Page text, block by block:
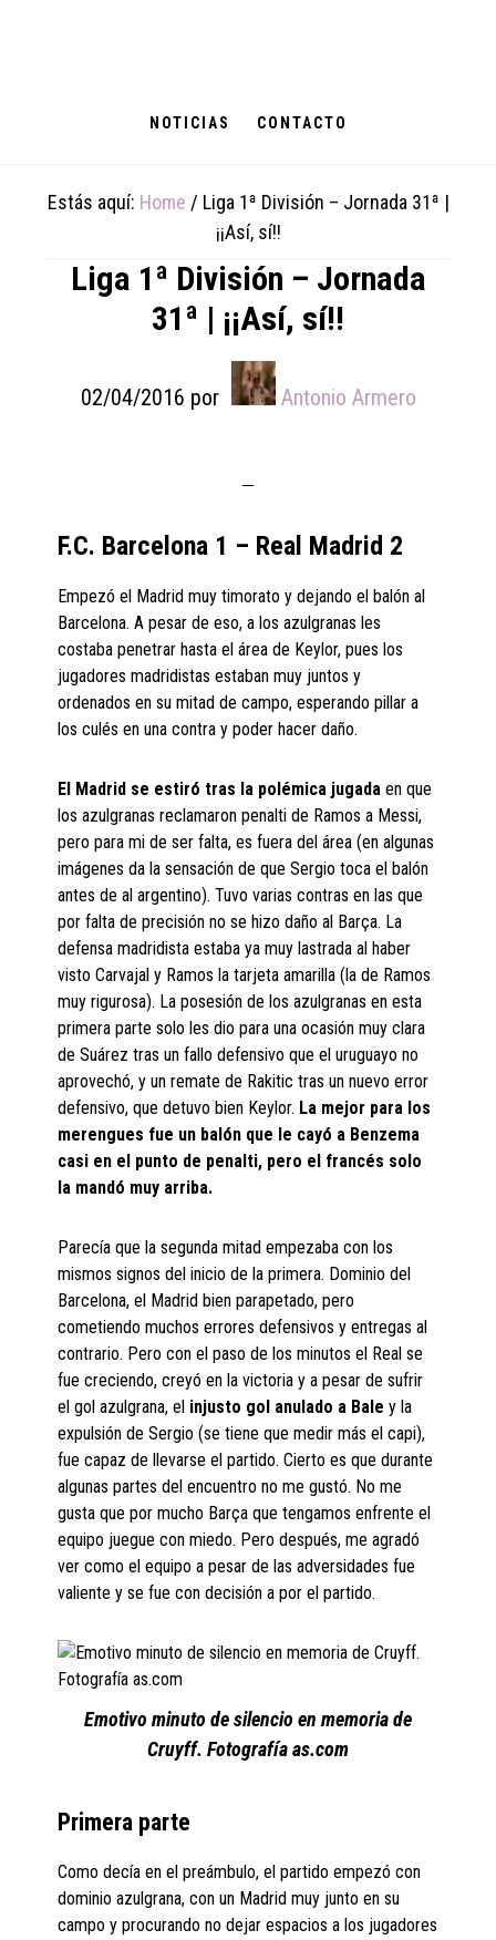
NOTICIAS CONTACTO
Estás aquí: Home / Liga 1ª División – Jornada 31ª |
¡¡Así, sí!!
Liga 1ª División – Jornada
31ª | ¡¡Así, sí!!
02/04/2016 por Antonio Armero
F.C. Barcelona 1 – Real Madrid 2
Empezó el Madrid muy timorato y dejando el balón al
Barcelona. A pesar de eso, a los azulgranas les
costaba penetrar hasta el área de Keylor, pues los
jugadores madridistas estaban muy juntos y
ordenados en su mitad de campo, esperando pillar a
los culés en una contra y poder hacer daño.
El Madrid se estiró tras la polémica jugada en que
los azulgranas reclamaron penalti de Ramos a Messi,
pero para mi de ser falta, es fuera del área (en algunas
imágenes da la sensación de que Sergio toca el balón
antes de al argentino). Tuvo varias contras en las que
por falta de precisión no se hizo daño al Barça. La
defensa madridista estaba ya muy lastrada al haber
visto Carvajal y Ramos la tarjeta amarilla (la de Ramos
muy rigurosa). La posesión de los azulgranas en esta
primera parte solo les dio para una ocasión muy clara
de Suárez tras un fallo defensivo que el uruguayo no
aprovechó, y un remate de Rakitic tras un nuevo error
defensivo, que detuvo bien Keylor. La mejor para los
merengues fue un balón que le cayó a Benzema
casi en el punto de penalti, pero el francés solo
la mandó muy arriba.
Parecía que la segunda mitad empezaba con los
mismos signos del inicio de la primera. Dominio del
Barcelona, el Madrid bien parapetado, pero
cometiendo muchos errores defensivos y entregas al
contrario. Pero con el paso de los minutos el Real se
fue creciendo, creyó en la victoria y a pesar de sufrir
el gol azulgrana, el injusto gol anulado a Bale y la
expulsión de Sergio (se tiene que medir más el capi),
fue capaz de llevarse el partido. Cierto es que durante
algunas partes del encuentro no me gustó. No me
gusta que por mucho Barça que tengamos enfrente el
equipo juegue con miedo. Pero después, me agradó
ver como el equipo a pesar de las adversidades fue
valiente y se fue con decisión a por el partido.
Emotivo minuto de silencio en memoria de
Cruyff. Fotografía as.com
Primera parte
Como decía en el preámbulo, el partido empezó con
dominio azulgrana, con un Madrid muy junto en su
campo y procurando no dejar espacios a los jugadores